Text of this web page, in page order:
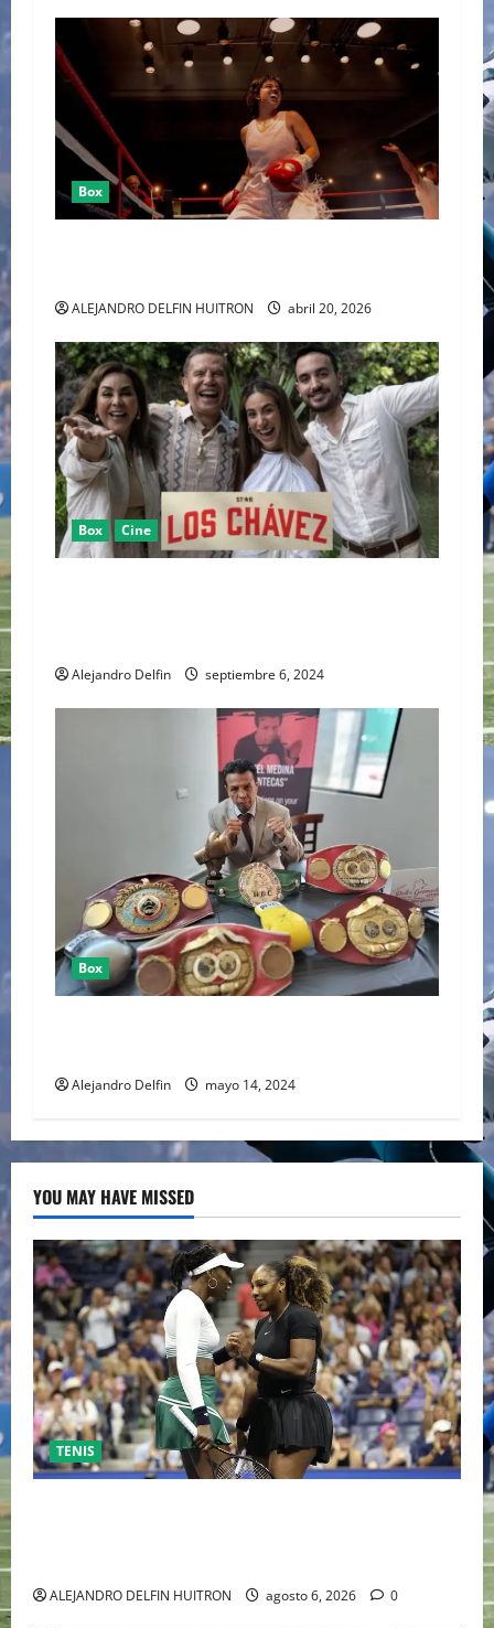
Box
ALEJANDRO DELFIN HUITRON abril 20, 2026
Box Cine
Alejandro Delfin septiembre 6, 2024
Box
Alejandro Delfin mayo 14, 2024
YOU MAY HAVE MISSED
TENIS
ALEJANDRO DELFIN HUITRON agosto 6, 2026 0